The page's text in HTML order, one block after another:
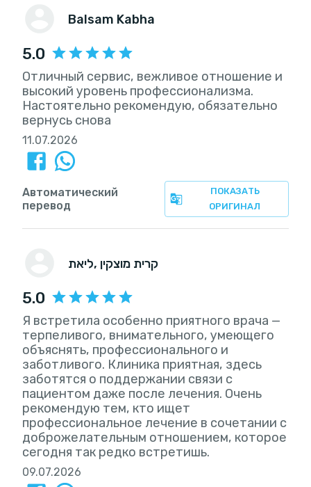
Balsam Kabha
5.0
Отличный сервис, вежливое отношение и
высокий уровень профессионализма.
Настоятельно рекомендую, обязательно
вернусь снова
11.07.2026
ПОКАЗАТЬ
ОРИГИНАЛ
Автоматический
перевод
ליאת , קרית מוצקין
5.0
Я встретила особенно приятного врача —
терпеливого, внимательного, умеющего
объяснять, профессионального и
заботливого. Клиника приятная, здесь
заботятся о поддержании связи с
пациентом даже после лечения. Очень
рекомендую тем, кто ищет
профессиональное лечение в сочетании с
доброжелательным отношением, которое
сегодня так редко встретишь.
09.07.2026